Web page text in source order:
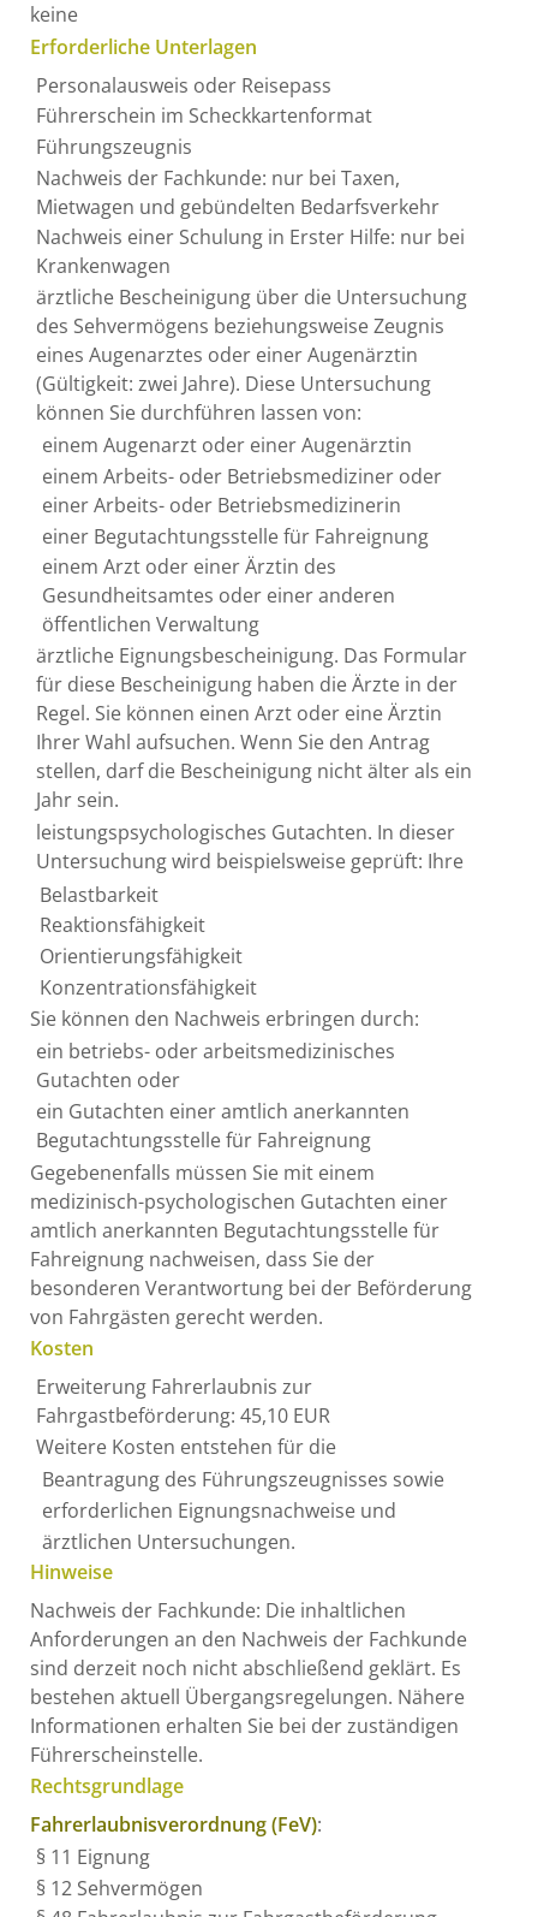
keine
Erforderliche Unterlagen
Personalausweis oder Reisepass
Führerschein im Scheckkartenformat
Führungszeugnis
Nachweis der Fachkunde: nur bei Taxen,
Mietwagen und gebündelten Bedarfsverkehr
Nachweis einer Schulung in Erster Hilfe: nur bei
Krankenwagen
ärztliche Bescheinigung über die Untersuchung
des Sehvermögens beziehungsweise Zeugnis
eines Augenarztes oder einer Augenärztin
(Gültigkeit: zwei Jahre). Diese Untersuchung
können Sie durchführen lassen von:
einem Augenarzt oder einer Augenärztin
einem Arbeits- oder Betriebsmediziner oder
einer Arbeits- oder Betriebsmedizinerin
einer Begutachtungsstelle für Fahreignung
einem Arzt oder einer Ärztin des
Gesundheitsamtes oder einer anderen
öffentlichen Verwaltung
ärztliche Eignungsbescheinigung. Das Formular
für diese Bescheinigung haben die Ärzte in der
Regel. Sie können einen Arzt oder eine Ärztin
Ihrer Wahl aufsuchen. Wenn Sie den Antrag
stellen, darf die Bescheinigung nicht älter als ein
Jahr sein.
leistungspsychologisches Gutachten. In dieser
Untersuchung wird beispielsweise geprüft: Ihre
Belastbarkeit
Reaktionsfähigkeit
Orientierungsfähigkeit
Konzentrationsfähigkeit
Sie können den Nachweis erbringen durch:
ein betriebs- oder arbeitsmedizinisches
Gutachten oder
ein Gutachten einer amtlich anerkannten
Begutachtungsstelle für Fahreignung
Gegebenenfalls müssen Sie mit einem
medizinisch-psychologischen Gutachten einer
amtlich anerkannten Begutachtungsstelle für
Fahreignung nachweisen, dass Sie der
besonderen Verantwortung bei der Beförderung
von Fahrgästen gerecht werden.
Kosten
Erweiterung Fahrerlaubnis zur
Fahrgastbeförderung: 45,10 EUR
Weitere Kosten entstehen für die
Beantragung des Führungszeugnisses sowie
erforderlichen Eignungsnachweise und
ärztlichen Untersuchungen.
Hinweise
Nachweis der Fachkunde: Die inhaltlichen
Anforderungen an den Nachweis der Fachkunde
sind derzeit noch nicht abschließend geklärt. Es
bestehen aktuell Übergangsregelungen. Nähere
Informationen erhalten Sie bei der zuständigen
Führerscheinstelle.
Rechtsgrundlage
Fahrerlaubnisverordnung (FeV):
§ 11 Eignung
§ 12 Sehvermögen